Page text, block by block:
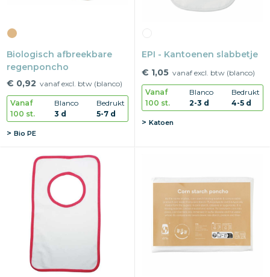
Biologisch afbreekbare
regenponcho
€ 0,92 vanaf excl. btw (blanco)
Vanaf
100 st.
Blanco
3 d
Bedrukt
5-7 d
Bio PE
EPI - Kantoenen slabbetje
€ 1,05 vanaf excl. btw (blanco)
Vanaf
100 st.
Blanco
2-3 d
Bedrukt
4-5 d
Katoen